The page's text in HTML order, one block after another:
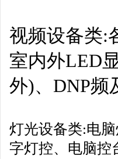
视频设备类:
室内外LED
外)、DNP频
灯光设备类:电
字灯控、电脑控